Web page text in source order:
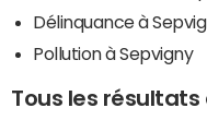
Délinquance à
Pollution à Sepvigny
Tous les